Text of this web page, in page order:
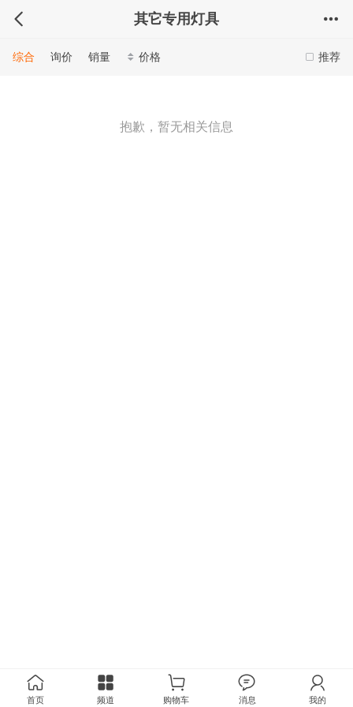
其它专用灯具
推荐
综合 询价 销量 价格
抱歉，暂无相关信息
首页 频道 购物车 消息 我的